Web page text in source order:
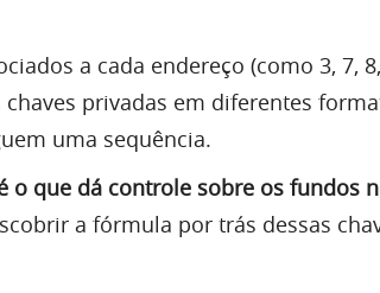
a cada endereço (como 3, 7,
chaves privadas em diferentes
uma sequência.
o que dá controle sobre os fundos
a fórmula por trás dessas